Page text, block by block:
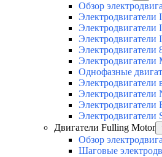
Обзор
Электродвигатели
Электродвигатели
Электродвигатели
Однофазные
Электродвигатели
Электродвигатели
Электродвигатели
Двигатели Fulling Motor
Обзор
Шаговые